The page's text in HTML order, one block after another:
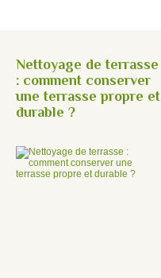
Nettoyage de terrasse
: comment conserver
une terrasse propre et
durable ?